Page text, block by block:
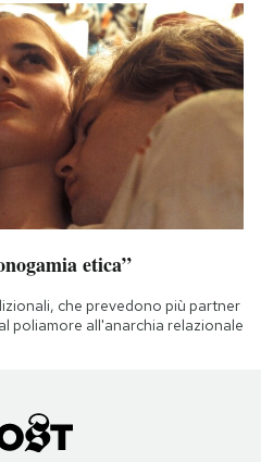
etica”
che prevedono più partner
poliamore all'anarchia relazionale